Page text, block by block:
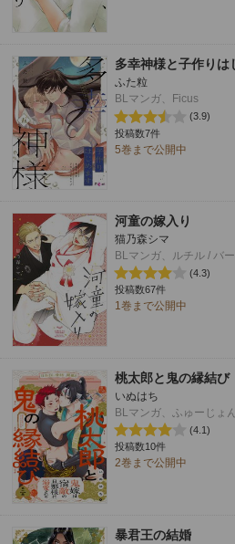
多幸神様と子作りは
ふた粒
BLマンガ、Ficus
(3.9)
投稿数7件
5巻まで公開中
河童の嫁入り
猫乃森シマ
(4.3)
投稿数67件
1巻まで公開中
桃太郎と鬼の縁結び
いぬはち
BLマンガ、ふゅーじょ
(4.1)
投稿数10件
2巻まで公開中
暴君王の結婚